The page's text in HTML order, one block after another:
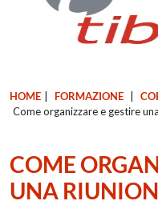
HOME FORMAZIONE
Come organizzare e gestire
COME
UNA